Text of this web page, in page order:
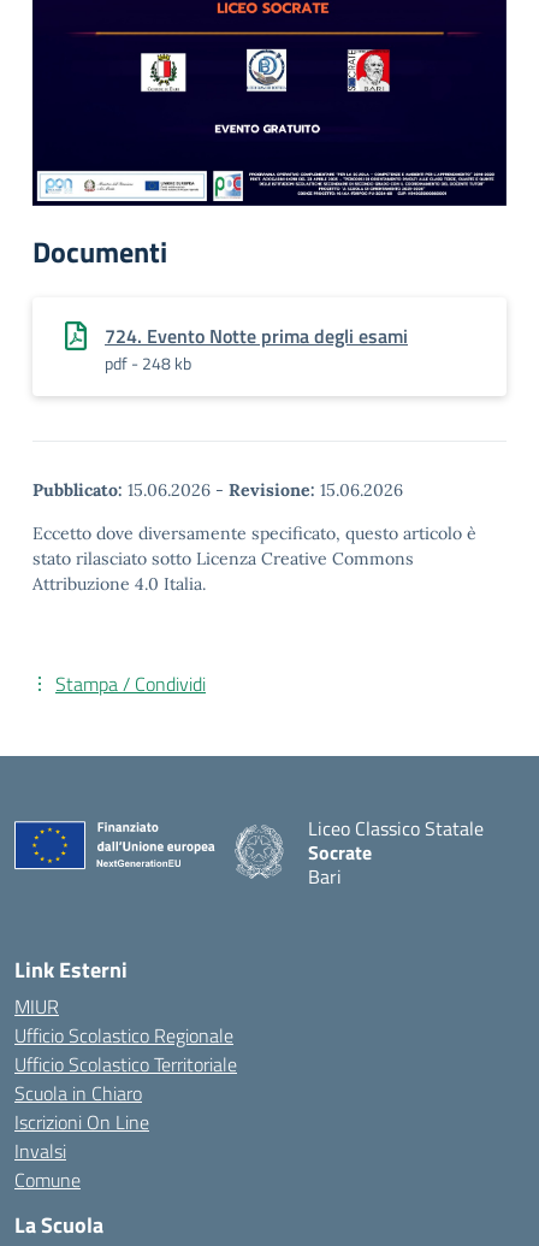
Documenti
724. Evento Notte prima degli esami
pdf - 248 kb
Pubblicato: 15.06.2026 - Revisione: 15.06.2026
Eccetto dove diversamente specificato, questo articolo è
stato rilasciato sotto Licenza Creative Commons
Attribuzione 4.0 Italia.
Stampa / Condividi
Liceo Classico Statale
Socrate
Bari
Link Esterni
MIUR
Ufficio Scolastico Regionale
Ufficio Scolastico Territoriale
Scuola in Chiaro
Iscrizioni On Line
Invalsi
Comune
La Scuola